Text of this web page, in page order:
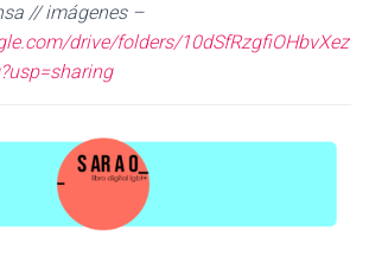
// imágenes –
drive/folders/10dSfRzgfiOHbvXez